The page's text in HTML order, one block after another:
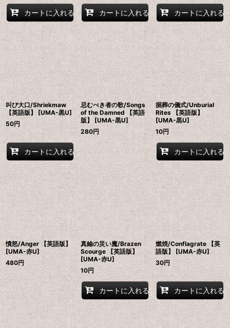
カートに入れる カートに入れる カートに入れる
叫び大口/Shriekmaw
【英語版】 [UMA-黒U]
50円
カートに入れる
忌むべき者の歌/Songs
of the Damned 【英語
版】 [UMA-黒U]
280円
掘葬の儀式/Unburial
Rites 【英語版】
[UMA-黒U]
10円
カートに入れる
憤怒/Anger 【英語版】
[UMA-赤U]
480円
真鍮の災い魔/Brazen
Scourge 【英語版】
[UMA-赤U]
10円
カートに入れる
燃焼/Conflagrate 【英
語版】 [UMA-赤U]
30円
カートに入れる